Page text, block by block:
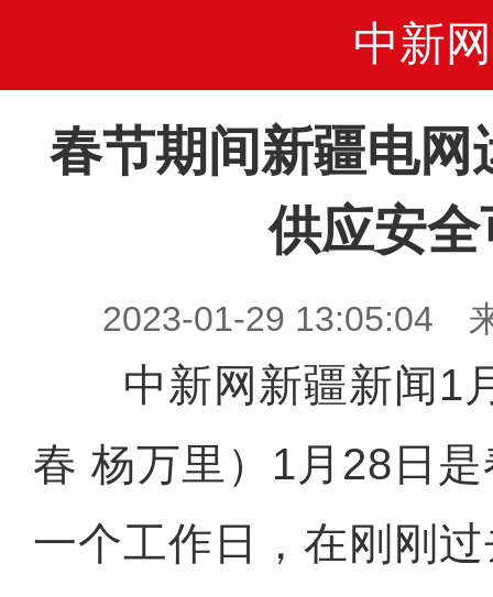
中新网
春节期间新疆电网
供应安全
2023-01-29 13:05:04
中新网新疆新闻1
春 杨万里）1月28日
一个工作日，在刚刚